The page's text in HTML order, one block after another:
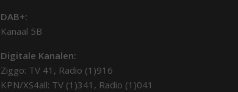
DAB+:
Kanaal 5B
Digitale Kanalen:
Ziggo: TV 41, Radio (1)916
KPN/XS4all: TV (1)341, Radio (1)041